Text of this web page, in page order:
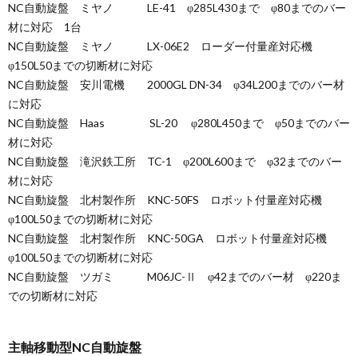
NC自動旋盤 ミヤノ LE-41 φ285L430まで φ80までのバー
材に対応 1台
NC自動旋盤 ミヤノ LX-06E2 ローダー付量産対応機
φ150L50までの切断材に対応
NC自動旋盤 安川電機 2000GL DN-34 φ34L200までのバー材
に対応
NC自動旋盤 Haas SL-20 φ280L450まで φ50までのバー
材に対応
NC自動旋盤 滝沢鉄工所 TC-1 φ200L600まで φ32までのバー
材に対応
NC自動旋盤 北村製作所 KNC-50FS ロボット付量産対応機
φ100L50までの切断材に対応
NC自動旋盤 北村製作所 KNC-50GA ロボット付量産対応機
φ100L50までの切断材に対応
NC自動旋盤 ツガミ M06JC-Ⅱ φ42までのバー材 φ220ま
での切断材に対応
主軸移動型NC自動旋盤